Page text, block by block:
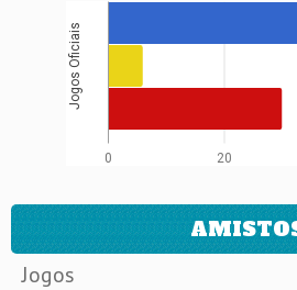
0 20
Jogos Oficiais
Jogos